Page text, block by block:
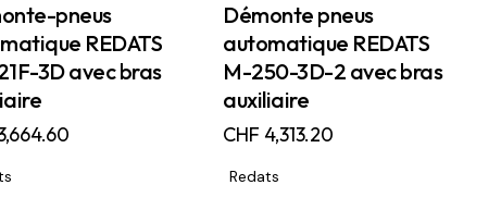
pneus
REDATS
3D avec bras
Démonte pneus
automatique REDATS
M-250-3D-2 avec bras
auxiliaire
CHF 4,313.20
Redats